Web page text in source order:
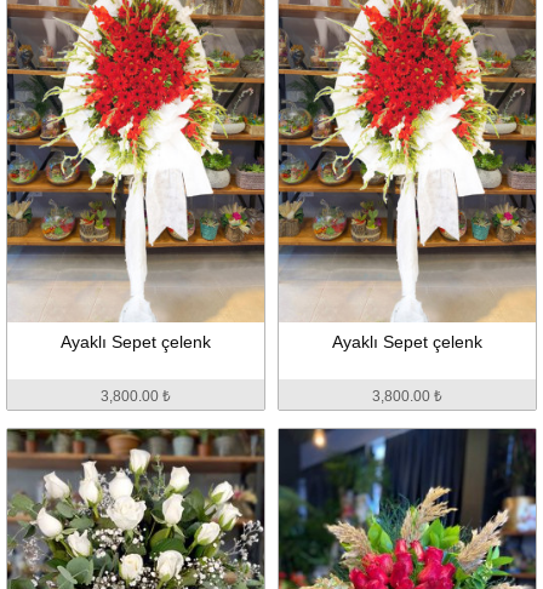
Ayaklı Sepet çelenk
3,800.00 ₺
Ayaklı Sepet çelenk
3,800.00 ₺